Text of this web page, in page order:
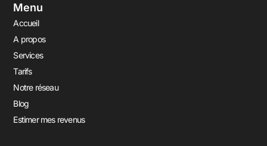
Menu
Accueil
A propos
Services
Tarifs
Notre réseau
Blog
Estimer mes revenus